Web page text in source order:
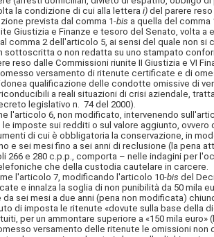
la condizione di cui alla lettera i) del parere reso
prevista dal comma 1-bis a quella del
Giustizia e Finanze e tesoro del Senato, volta
comma 2 dell'articolo 5, ai sensi del quale non
sottoscritta o non redatta su uno stampato
reso dalle Commissioni riunite II Giustizia e VI
versamento di ritenute certificate e di
idonea qualificazione delle condotte omissive di
a reali situazioni di crisi aziendale,
legislativo n. 74 del 2000).
l'articolo 6, non modificato, intervenendo
le imposte sui redditi o sul valore aggiunto,
di cui è obbligatoria la conservazione, in
e sei mesi fino a sei anni di reclusione (la pena
266 e 280 c.p.p., comporta – nelle indagini per
che della custodia cautelare in carcere.
l'articolo 7, modificando l'articolo 10-bis del
e innalza la soglia di non punibilità da 50 mila
sei mesi a due anni (pena non modificata)
di imposta le ritenute «dovute sulla base della
per un ammontare superiore a «150 mila
versamento delle ritenute le omissioni